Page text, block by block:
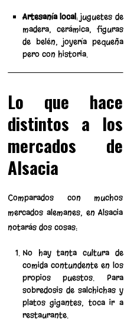
Artesanía local: juguetes de
madera, cerámica, figuras
de belén, joyería pequeña
pero con historia.
Lo que hace
distintos a los
mercados de
Alsacia
Comparados con muchos
mercados alemanes, en Alsacia
notarás dos cosas:
No hay tanta cultura de
comida contundente en los
propios puestos. Para
sobredosis de salchichas y
platos gigantes, toca ir a
restaurante.